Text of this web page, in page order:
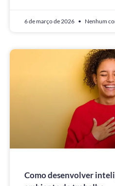
6 de março de 2026 Nenhum
Como desenvolver